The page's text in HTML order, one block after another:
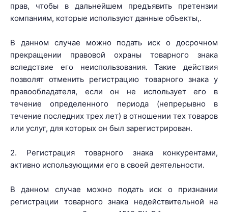
прав, чтобы в дальнейшем предъявить претензии
компаниям, которые используют данные объекты,.
В данном случае можно подать иск о досрочном
прекращении правовой охраны товарного знака
вследствие его неиспользования. Такие действия
позволят отменить регистрацию товарного знака у
правообладателя, если он не использует его в
течение определенного периода (непрерывно в
течение последних трех лет) в отношении тех товаров
или услуг, для которых он был зарегистрирован.
2. Регистрация товарного знака конкурентами,
активно использующими его в своей деятельности.
В данном случае можно подать иск о признании
регистрации товарного знака недействительной на